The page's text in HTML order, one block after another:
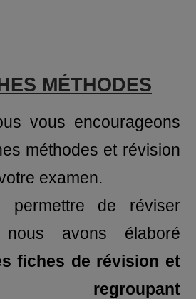
MÉTHODES
vous encourageons
méthodes et révision
examen.
de réviser
nous avons élaboré
fiches de révision et
regroupant